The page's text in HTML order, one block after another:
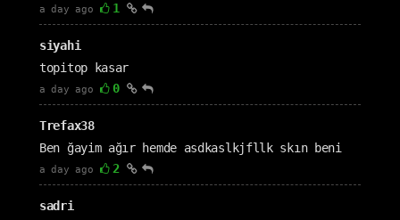
a day ago 1
siyahi
topitop kasar
a day ago 0
Trefax38
Ben ğayim ağır hemde asdkaslkjfllk skın beni
a day ago 2
sadri